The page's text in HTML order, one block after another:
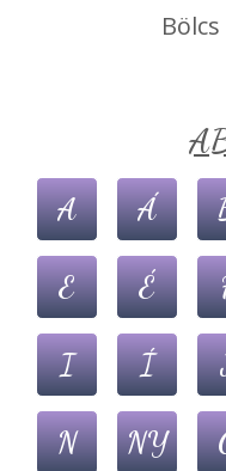
A Á
E É
I Í
N NY